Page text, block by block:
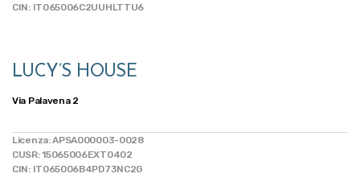
CIN: IT065006C2UUHLTTU6
LUCY’S HOUSE
Via Palavena 2
Licenza: APSA000003-0028
CUSR: 15065006EXT0402
CIN: IT065006B4PD73NC2G